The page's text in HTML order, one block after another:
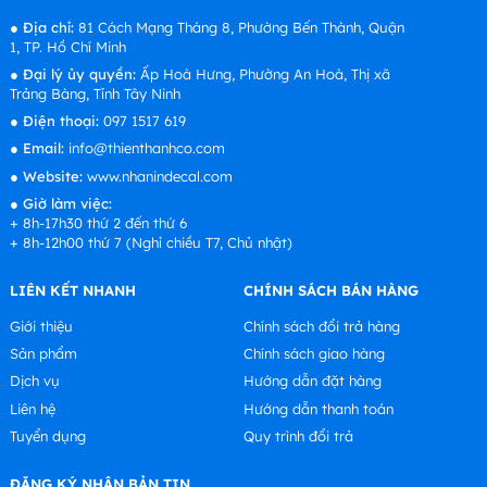
● Địa chỉ:81 Cách Mạng Tháng 8, Phường Bến Thành, Quận
1, TP. Hồ Chí Minh
● Đại lý ủy quyền:Ấp Hoà Hưng, Phường An Hoà, Thị xã
Trảng Bàng, Tỉnh Tây Ninh
● Điện thoại: 097 1517 619
● Email: info@thienthanhco.com
● Website:www.nhanindecal.com
● Giờ làm việc:
+ 8h-17h30 thứ 2 đến thứ 6
+ 8h-12h00 thứ 7 (Nghỉ chiều T7, Chủ nhật)
LIÊN KẾT NHANH
Giới thiệu
Sản phẩm
Dịch vụ
Liên hệ
Tuyển dụng
CHÍNH SÁCH BÁN HÀNG
Chính sách đổi trả hàng
Chính sách giao hàng
Hướng dẫn đặt hàng
Hướng dẫn thanh toán
Quy trình đổi trả